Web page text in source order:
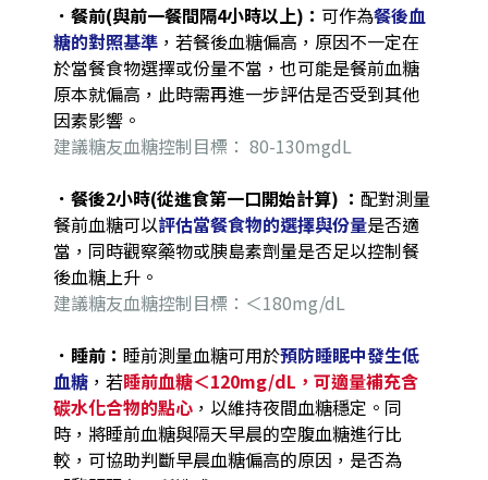
． 餐前(與前一餐間隔4小時以上)： 可作為餐後血
糖的對照基準，若餐後血糖偏高，原因不一定在
於當餐食物選擇或份量不當，也可能是餐前血糖
原本就偏高，此時需再進一步評估是否受到其他
因素影響。
建議糖友血糖控制目標： 80-130mgdL
． 餐後2小時(從進食第一口開始計算) ： 配對測量
餐前血糖可以評估當餐食物的選擇與份量是否適
當，同時觀察藥物或胰島素劑量是否足以控制餐
後血糖上升。
建議糖友血糖控制目標：＜180mg/dL
． 睡前： 睡前測量血糖可用於預防睡眠中發生低
血糖，若睡前血糖＜120mg/dL，可適量補充含
碳水化合物的點心，以維持夜間血糖穩定。同
時，將睡前血糖與隔天早晨的空腹血糖進行比
較，可協助判斷早晨血糖偏高的原因，是否為